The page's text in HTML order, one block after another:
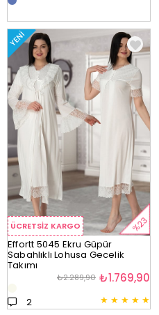
ÜCRETSIZ KARGO
YENI
%23
Effortt 5045 Ekru Güpür
Sabahlıklı Lohusa Gecelik
Takımı
★ ★ ★ ★ ★
2
₺1.769,90
₺2.289,90